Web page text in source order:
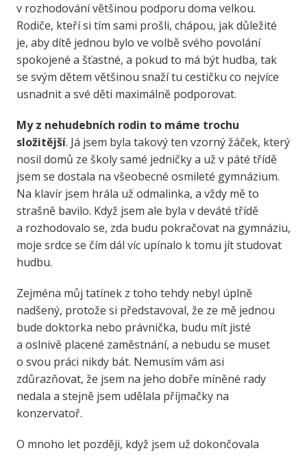
v rozhodování většinou podporu doma velkou.
Rodiče, kteří si tím sami prošli, chápou, jak důležité
je, aby dítě jednou bylo ve volbě svého povolání
spokojené a šťastné, a pokud to má být hudba, tak
se svým dětem většinou snaží tu cestičku co nejvíce
usnadnit a své děti maximálně podporovat.
My z nehudebních rodin to máme trochu
složitější. Já jsem byla takový ten vzorný žáček, který
nosil domů ze školy samé jedničky a už v páté třídě
jsem se dostala na všeobecné osmileté gymnázium.
Na klavír jsem hrála už odmalinka, a vždy mě to
strašně bavilo. Když jsem ale byla v deváté třídě
a rozhodovalo se, zda budu pokračovat na gymnáziu,
moje srdce se čím dál víc upínalo k tomu jít studovat
hudbu.
Zejména můj tatínek z toho tehdy nebyl úplně
nadšený, protože si představoval, že ze mě jednou
bude doktorka nebo právnička, budu mít jisté
a oslnivě placené zaměstnání, a nebudu se muset
o svou práci nikdy bát. Nemusím vám asi
zdůrazňovat, že jsem na jeho dobře míněné rady
nedala a stejně jsem udělala příjmačky na
konzervatoř.
O mnoho let později, když jsem už dokončovala